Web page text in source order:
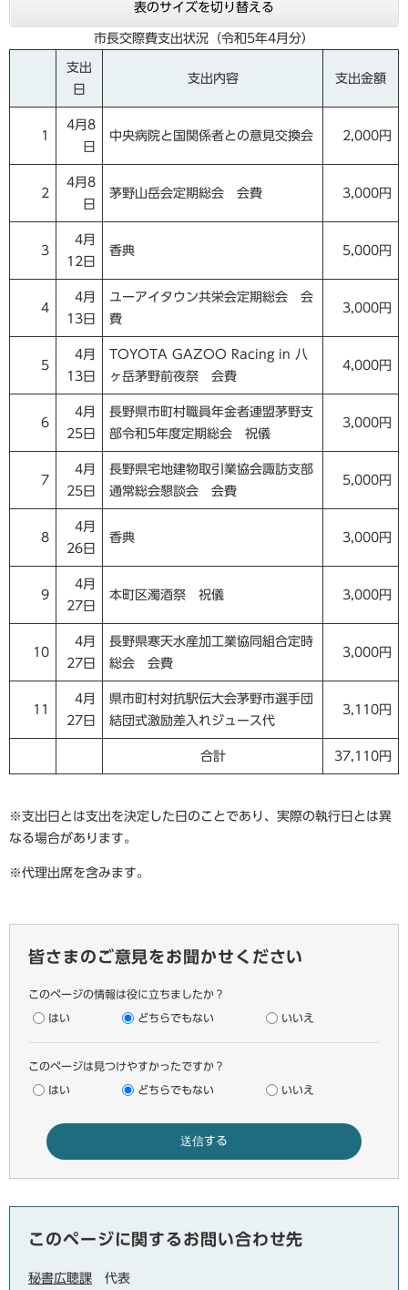
表のサイズを切り替える
市長交際費支出状況（令和5年4月分）
支出
日
支出内容 支出金額
1
4月8
日
中央病院と国関係者との意見交換会 2,000円
2
4月8
日
茅野山岳会定期総会 会費 3,000円
3
4月
12日
香典 5,000円
4
4月
13日
ユーアイタウン共栄会定期総会 会
費
3,000円
5
4月
13日
TOYOTA GAZOO Racing in 八
ヶ岳茅野前夜祭 会費
4,000円
6
4月
25日
長野県市町村職員年金者連盟茅野支
部令和5年度定期総会 祝儀
3,000円
7
4月
25日
長野県宅地建物取引業協会諏訪支部
通常総会懇談会 会費
5,000円
8
4月
26日
香典 3,000円
9
4月
27日
本町区濁酒祭 祝儀 3,000円
10
4月
27日
長野県寒天水産加工業協同組合定時
総会 会費
3,000円
11
4月
27日
県市町村対抗駅伝大会茅野市選手団
結団式激励差入れジュース代
3,110円
合計 37,110円
※支出日とは支出を決定した日のことであり、実際の執行日とは異
なる場合があります。
※代理出席を含みます。
皆さまのご意見をお聞かせください
このページの情報は役に立ちましたか？
はい どちらでもない いいえ
このページは見つけやすかったですか？
はい どちらでもない いいえ
このページに関するお問い合わせ先
秘書広聴課 代表